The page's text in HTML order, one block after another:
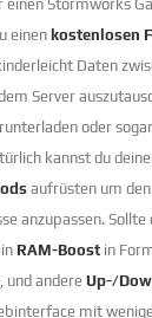
einen Stormworks
einenkostenlosen
Daten
Server
oder
kannst du
aufrüsten um
anzupassen. Sollte
RAM-Boost in
und andere Up-/
mit